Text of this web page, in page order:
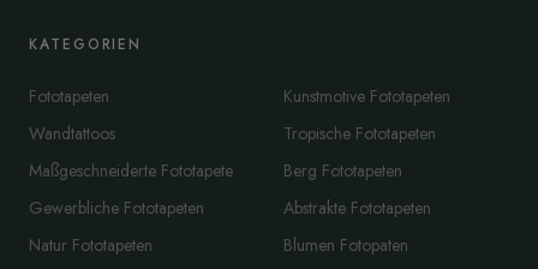
KATEGORIEN
Fototapeten
Wandtattoos
Maßgeschneiderte Fototapete
Gewerbliche Fototapeten
Natur Fototapeten
Kunstmotive Fototapeten
Tropische Fototapeten
Berg Fototapeten
Abstrakte Fototapeten
Blumen Fotopaten